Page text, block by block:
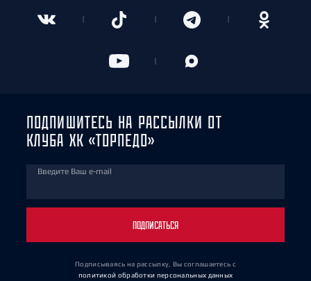
ПОДПИШИТЕСЬ НА РАССЫЛКИ ОТ
КЛУБА ХК «ТОРПЕДО»
Введите Ваш e-mail
ПОДПИСАТЬСЯ
Подписываясь на рассылку, Вы соглашаетесь с
политикой обработки персональных данных